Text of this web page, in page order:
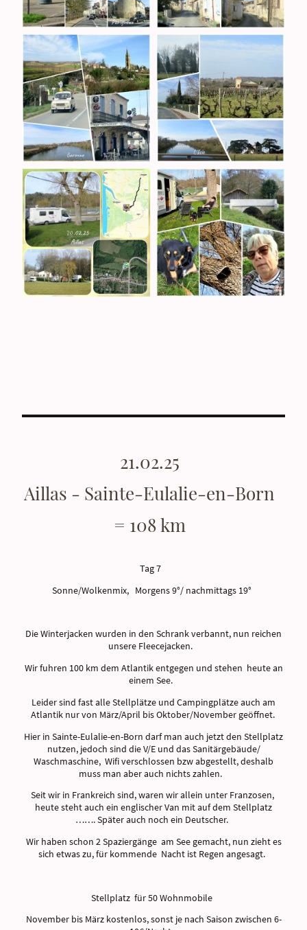
21.02.25
Aillas - Sainte-Eulalie-en-Born
= 108 km
Tag 7
Sonne/Wolkenmix, Morgens 9°/ nachmittags 19°
Die Winterjacken wurden in den Schrank verbannt, nun reichen
unsere Fleecejacken.
Wir fuhren 100 km dem Atlantik entgegen und stehen heute an
einem See.
Leider sind fast alle Stellplätze und Campingplätze auch am
Atlantik nur von März/April bis Oktober/November geöffnet.
Hier in Sainte-Eulalie-en-Born darf man auch jetzt den Stellplatz
nutzen, jedoch sind die V/E und das Sanitärgebäude/
Waschmaschine, Wifi verschlossen bzw abgestellt, deshalb
muss man aber auch nichts zahlen.
Seit wir in Frankreich sind, waren wir allein unter Franzosen,
heute steht auch ein englischer Van mit auf dem Stellplatz
……. Später auch noch ein Deutscher.
Wir haben schon 2 Spaziergänge am See gemacht, nun zieht es
sich etwas zu, für kommende Nacht ist Regen angesagt.
Stellplatz für 50 Wohnmobile
November bis März kostenlos, sonst je nach Saison zwischen 6-